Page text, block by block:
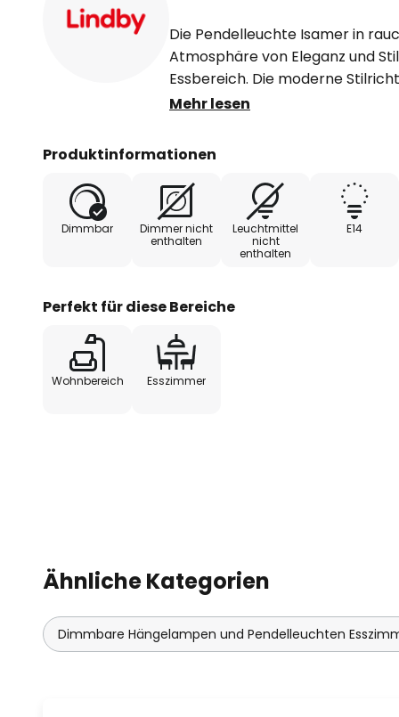
Die Pendelleuchte Isamer in
Atmosphäre von Eleganz und
Essbereich. Die moderne
nahtlos in zeitgenössische
Beisammensein einlädt. Obwohl
eines externen Dimmers nach
anpassen, um die gewünschte
Pendelleuchte Isamer wird Licht
das Räume verwandelt und
Mehr lesen
Produktinformationen
Dimmbar
Dimmer nicht
enthalten
Leuchtmittel
nicht
enthalten
E14
Perfekt für diese Bereiche
Wohnbereich Esszimmer
Ähnliche Kategorien
Dimmbare Hängelampen und Pendelleuchten